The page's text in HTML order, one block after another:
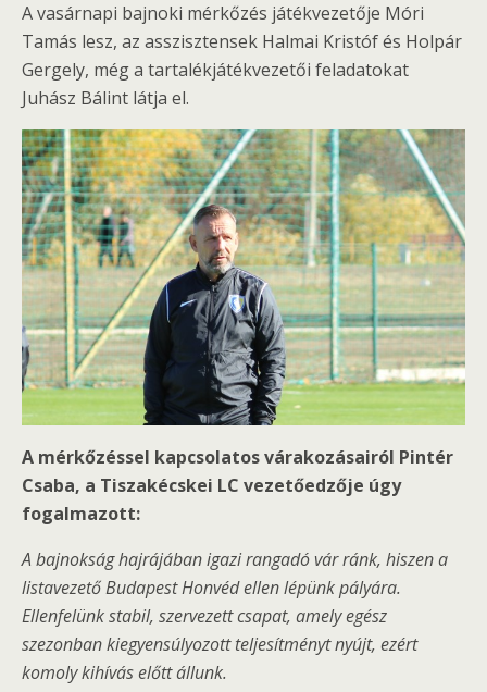
A vasárnapi bajnoki mérkőzés játékvezetője Móri
Tamás lesz, az asszisztensek Halmai Kristóf és Holpár
Gergely, még a tartalékjátékvezetői feladatokat
Juhász Bálint látja el.
A mérkőzéssel kapcsolatos várakozásairól Pintér
Csaba, a Tiszakécskei LC vezetőedzője úgy
fogalmazott:
A bajnokság hajrájában igazi rangadó vár ránk, hiszen a
listavezető Budapest Honvéd ellen lépünk pályára.
Ellenfelünk stabil, szervezett csapat, amely egész
szezonban kiegyensúlyozott teljesítményt nyújt, ezért
komoly kihívás előtt állunk.